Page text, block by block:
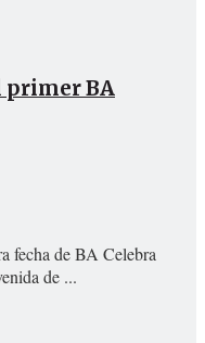
primer BA
fecha de BA Celebra
de ...